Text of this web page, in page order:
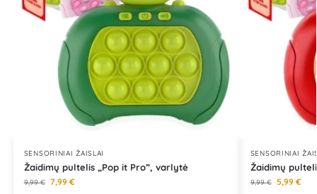
SENSORINIAI ŽAISLAI
Žaidimų pultelis „Pop it Pro”, varlytė
9,99€ 7,99 €
SENSORINIAI
Žaidimų
9,99€ 5,99 €